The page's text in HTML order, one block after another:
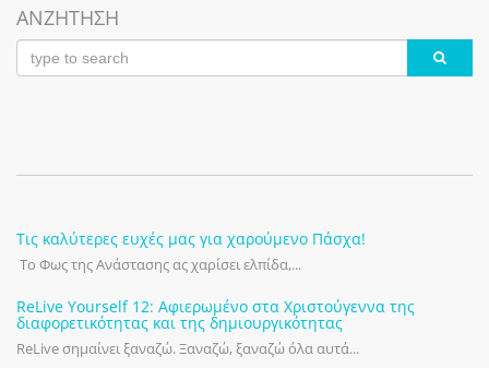
ΑΝΖΗΤΗΣΗ
Τις καλύτερες ευχές μας για χαρούμενο Πάσχα!
Το Φως της Ανάστασης ας χαρίσει ελπίδα,...
ReLive Yourself 12: Αφιερωμένο στα Χριστούγεννα της
διαφορετικότητας και της δημιουργικότητας
ReLive σημαίνει ξαναζώ. Ξαναζώ, ξαναζώ όλα αυτά...